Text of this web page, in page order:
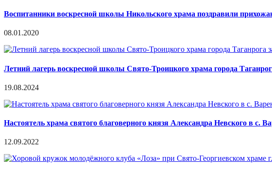
Воспитанники воскресной школы Никольского храма поздравили
08.01.2020
Летний лагерь воскресной школы Свято-Троицкого храма города
19.08.2024
Настоятель храма святого благоверного князя Александра Невского в с.
12.09.2022